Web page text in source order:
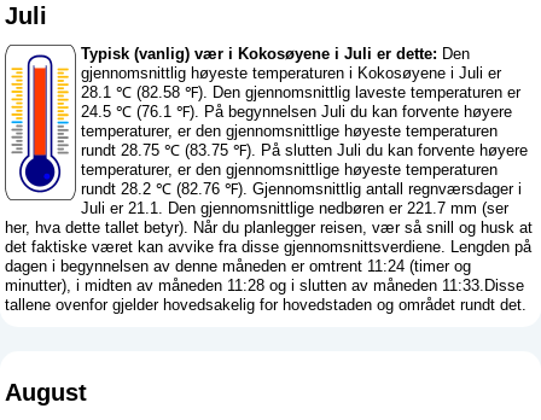
Juli
Typisk (vanlig) vær i Kokosøyene i Juli er dette: Den
gjennomsnittlig høyeste temperaturen i Kokosøyene i Juli er
28.1 ℃ (82.58 ℉). Den gjennomsnittlig laveste temperaturen er
24.5 ℃ (76.1 ℉). På begynnelsen Juli du kan forvente høyere
temperaturer, er den gjennomsnittlige høyeste temperaturen
rundt 28.75 ℃ (83.75 ℉). På slutten Juli du kan forvente høyere
temperaturer, er den gjennomsnittlige høyeste temperaturen
rundt 28.2 ℃ (82.76 ℉). Gjennomsnittlig antall regnværsdager i
Juli er 21.1. Den gjennomsnittlige nedbøren er 221.7 mm (ser
her, hva dette tallet betyr). Når du planlegger reisen, vær så snill og husk at
det faktiske været kan avvike fra disse gjennomsnittsverdiene. Lengden på
dagen i begynnelsen av denne måneden er omtrent 11:24 (timer og
minutter), i midten av måneden 11:28 og i slutten av måneden 11:33.Disse
tallene ovenfor gjelder hovedsakelig for hovedstaden og området rundt det.
August